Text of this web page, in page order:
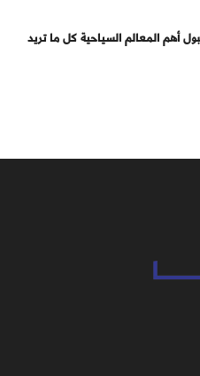
أهم المعالم السياحية كل ما تريد